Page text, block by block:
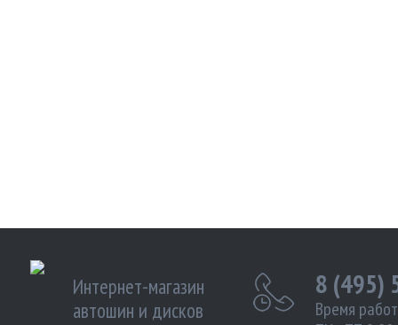
Интернет-магазин
автошин и дисков
8 (495)
Время